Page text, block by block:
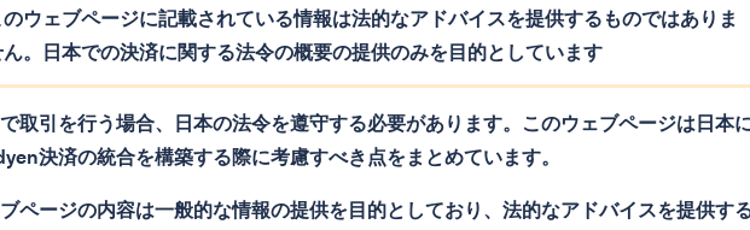
のウェブページに記載されている情報は法的なアドバイスを提供するものではありま
。日本での決済に関する法令の概要の提供のみを目的としています
取引を行う場合、日本の法令を遵守する必要があります。このウェブページは日本
決済の統合を構築する際に考慮すべき点をまとめています。
ページの内容は一般的な情報の提供を目的としており、法的なアドバイスを提供す